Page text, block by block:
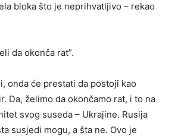
bloka što je neprihvatljivo – rekao
da okonča rat”.
onda će prestati da postoji kao
Da, želimo da okončamo rat, i to na
svog suseda – Ukrajine. Rusija
susjedi mogu, a šta ne. Ovo je